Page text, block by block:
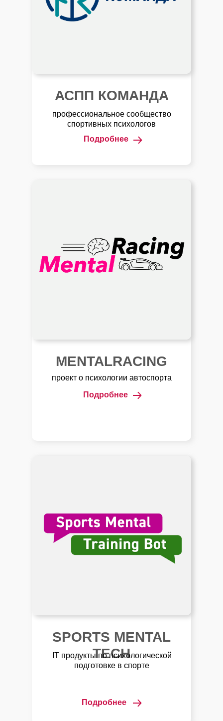
АСПП КОМАНДА
профессиональное сообщество
спортивных психологов
Подробнее
MENTALRACING
проект о психологии автоспорта
Подробнее
SPORTS MENTAL
TECH
IT продукты по психологической
подготовке в спорте
Подробнее